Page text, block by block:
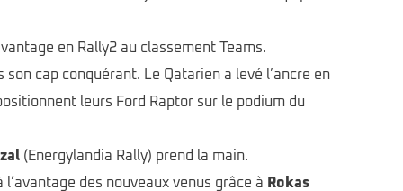
en Rally2 au classement Teams.
cap conquérant. Le Qatarien a levé l’ancre en
leurs Ford Raptor sur le podium du
(Energylandia Rally) prend la main.
des nouveaux venus grâce à Rokas